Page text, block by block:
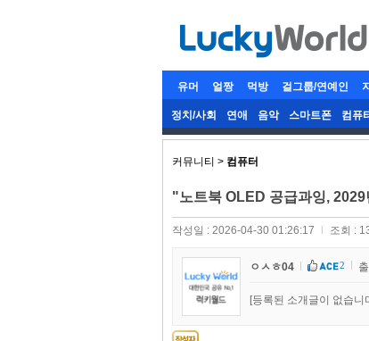
유머 얼짱 먹방 걸그룹/연예인
정치/사회 연애 음악 스마트폰 컴퓨
커뮤니티 > 컴퓨터
"노트북 OLED 공급과잉,
작성일 : 2026-04-30 01:26:17 조회 :
ㅇㅅㅎ04 2
[등록된 소개글이 없습니